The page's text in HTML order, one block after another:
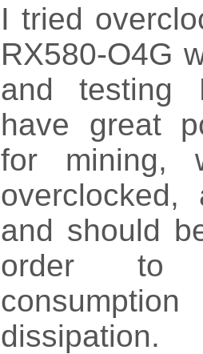
I tried
RX580-O4G
and testing
have great
for mining,
and should
order to
dissipation.